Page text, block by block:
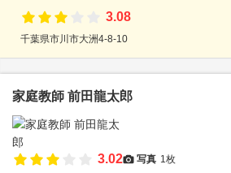
3.08
千葉県市川市大洲4-8-10
家庭教師 前田龍太郎
3.02 写真 1枚